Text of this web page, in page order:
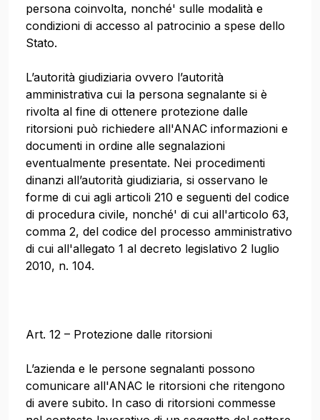
persona coinvolta, nonché' sulle modalità e
condizioni di accesso al patrocinio a spese dello
Stato.
L’autorità giudiziaria ovvero l’autorità
amministrativa cui la persona segnalante si è
rivolta al fine di ottenere protezione dalle
ritorsioni può richiedere all'ANAC informazioni e
documenti in ordine alle segnalazioni
eventualmente presentate. Nei procedimenti
dinanzi all’autorità giudiziaria, si osservano le
forme di cui agli articoli 210 e seguenti del codice
di procedura civile, nonché' di cui all'articolo 63,
comma 2, del codice del processo amministrativo
di cui all'allegato 1 al decreto legislativo 2 luglio
2010, n. 104.
Art. 12 – Protezione dalle ritorsioni
L’azienda e le persone segnalanti possono
comunicare all'ANAC le ritorsioni che ritengono
di avere subito. In caso di ritorsioni commesse